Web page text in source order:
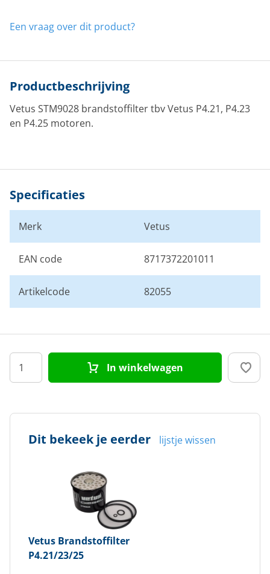
Een vraag over dit product?
Productbeschrijving
Vetus STM9028 brandstoffilter tbv Vetus P4.21, P4.23
en P4.25 motoren.
Specificaties
Merk Vetus
EAN code 8717372201011
Artikelcode 82055
In winkelwagen
Dit bekeek je eerder lijstje wissen
Vetus Brandstoffilter
P4.21/23/25